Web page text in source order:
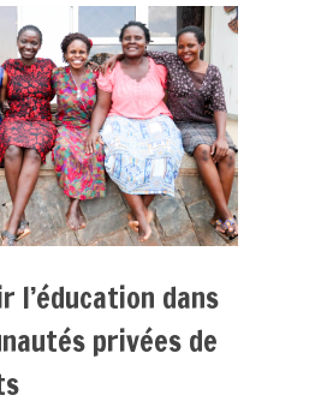
l’éducation dans
privées de